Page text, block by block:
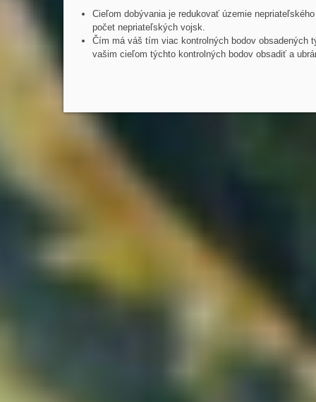
Cieľom dobývania je redukovať územie
počet nepriateľských vojsk.
Čím má váš tím viac kontrolných bodov obsadených
vašim cieľom týchto kontrolných bodov obsadiť a